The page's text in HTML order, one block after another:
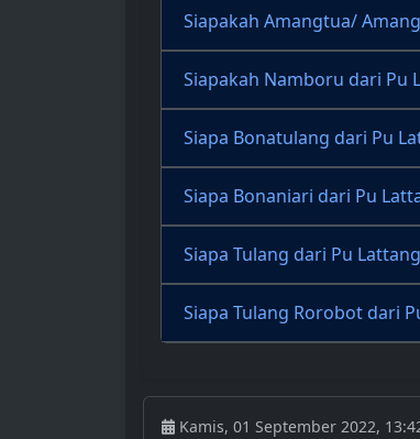
Siapakah Amangtua/
Siapakah Namboru dari Pu
Siapa Bonatulang dari Pu
Siapa Bonaniari dari Pu
Siapa Tulang dari Pu
Siapa Tulang Rorobot dari
Kamis, 01 September 2022,